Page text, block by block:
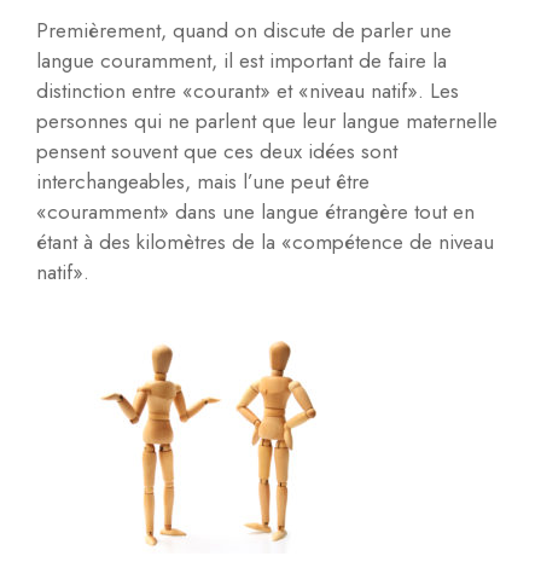
Premièrement, quand on discute de parler une
langue couramment, il est important de faire la
distinction entre «courant» et «niveau natif». Les
personnes qui ne parlent que leur langue maternelle
pensent souvent que ces deux idées sont
interchangeables, mais l’une peut être
«couramment» dans une langue étrangère tout en
étant à des kilomètres de la «compétence de niveau
natif».